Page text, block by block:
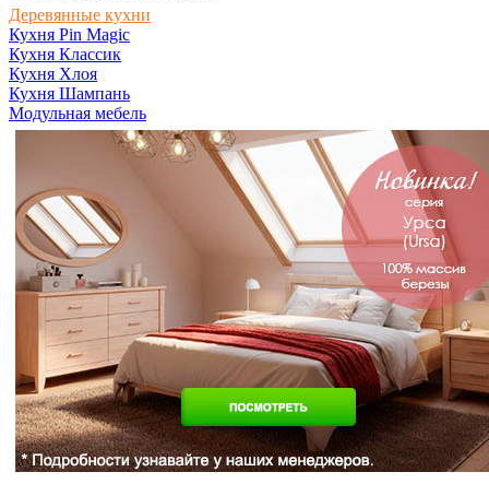
Деревянные кухни
Кухня Pin Magic
Кухня Классик
Кухня Хлоя
Кухня Шампань
Модульная мебель